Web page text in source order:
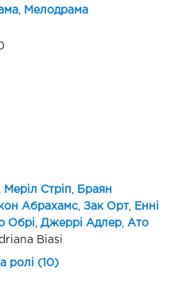
, Мелодрама
Меріл Стріп
Браян
Абрахамс, Зак Орт,
Енні
Обрі Джеррі Адлер,
Ато
Biasi
ролі (10)